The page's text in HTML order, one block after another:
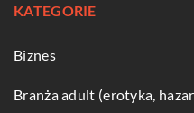
KATEGORIE
Biznes
Branża adult (erotyka,